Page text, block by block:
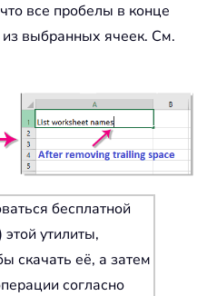
все пробелы в конце
выбранных ячеек. См.
бесплатной
утилиты,
скачать её, а затем
согласно